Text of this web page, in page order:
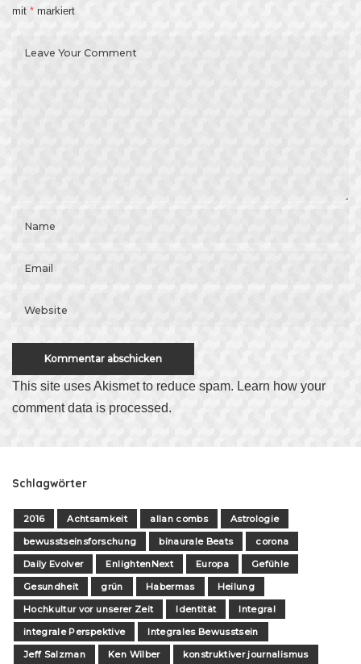
mit * markiert
This site uses Akismet to reduce spam. Learn how your
comment data is processed.
Schlagwörter
2016 Achtsamkeit allan combs
Astrologie
bewusstseinsforschung
binaurale Beats
corona
Daily Evolver
EnlightenNext Europa
Gefühle
Gesundheit
grün Habermas
Heilung
Hochkultur vor unserer Zeit
Identität
Integral
integrale Perspektive
Integrales Bewusstsein
Jeff Salzman
Ken Wilber
konstruktiver journalismus